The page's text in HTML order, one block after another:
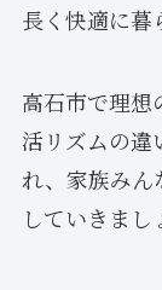
長く快適に暮
高石市で理想
活リズムの違
れ、家族みん
していきまし